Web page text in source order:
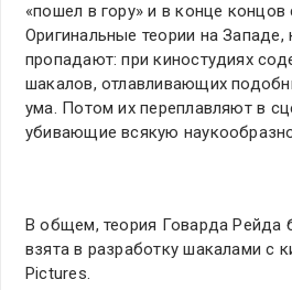
«пошел в гору» и в конце концов
Оригинальные теории на Западе,
пропадают: при киностудиях
шакалов, отлавливающих
ума. Потом их переплавляют в
убивающие всякую
В общем, теория Говарда Рейда
взята в разработку шакалами с
Pictures.